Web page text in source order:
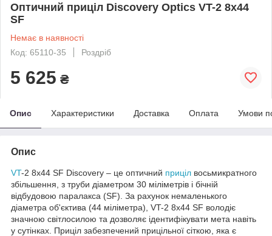
Оптичний приціл Discovery Optics VT-2 8x44
SF
Немає в наявності
Код: 65110-35
Роздріб
5 625 ₴
Опис Характеристики Доставка Оплата Умови
Опис
VT-2 8х44 SF Discovery – це оптичний приціл восьмикратного
збільшення, з труби діаметром 30 міліметрів і бічній
відбудовою паралакса (SF). За рахунок немаленького
діаметра об'єктива (44 міліметра), VT-2 8х44 SF володіє
значною світлосилою та дозволяє ідентифікувати мета навіть
у сутінках. Приціл забезпечений прицільної сіткою, яка є